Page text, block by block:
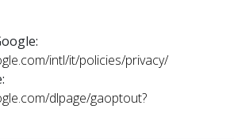
intl/it/policies/privacy/
dlpage/gaoptout?